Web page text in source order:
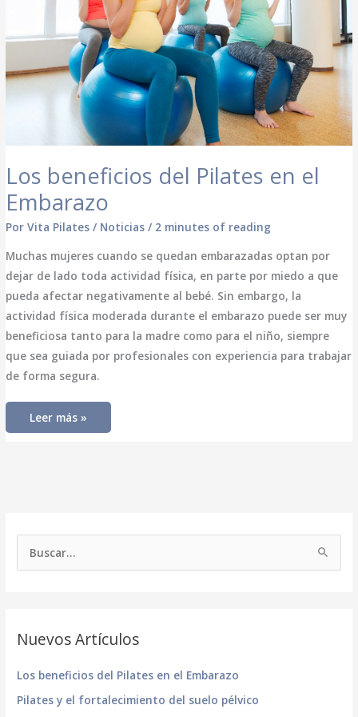
Los beneficios del Pilates en el
Embarazo
PorVita Pilates/ Noticias / 2 minutes of reading
Muchas mujeres cuando se quedan embarazadas optan por
dejar de lado toda actividad física, en parte por miedo a que
pueda afectar negativamente al bebé. Sin embargo, la
actividad física moderada durante el embarazo puede ser muy
beneficiosa tanto para la madre como para el niño, siempre
que sea guiada por profesionales con experiencia para trabajar
de forma segura.
Los
beneficios
Embarazo
Leer más »
u
a
p
o
Nuevos Artículos
Los beneficios del Pilates en el Embarazo
Pilates y el fortalecimiento del suelo pélvico